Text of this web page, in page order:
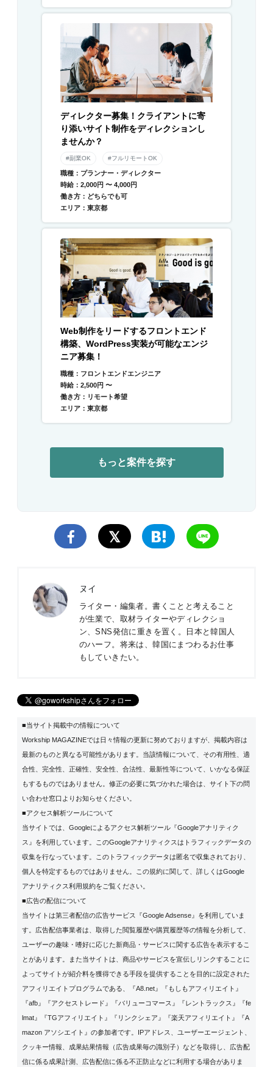
ディレクター募集！クライアントに寄
り添いサイト制作をディレクションし
ませんか？
#副業OK #フルリモートOK
職種：プランナー・ディレクター
時給：2,000円 〜 4,000円
働き方：どちらでも可
エリア：東京都
Web制作をリードするフロントエンド
構築、WordPress実装が可能なエンジ
ニア募集！
職種：フロントエンドエンジニア
時給：2,500円 〜
働き方：リモート希望
エリア：東京都
もっと案件を探す
ヌイ
ライター・編集者。書くことと考えること
が生業で、取材ライターやディレクショ
ン、SNS発信に重きを置く。日本と韓国人
のハーフ。将来は、韓国にまつわるお仕事
もしていきたい。
■当サイト掲載中の情報について
Workship MAGAZINEでは日々情報の更新に努めておりますが、掲載内容は
最新のものと異なる可能性があります。当該情報について、その有用性、適
合性、完全性、正確性、安全性、合法性、最新性等について、いかなる保証
もするものではありません。修正の必要に気づかれた場合は、サイト下の問
い合わせ窓口よりお知らせください。
■アクセス解析ツールについて
当サイトでは、Googleによるアクセス解析ツール『Googleアナリティク
ス』を利用しています。このGoogleアナリティクスはトラフィックデータの
収集を行なっています。このトラフィックデータは匿名で収集されており、
個人を特定するものではありません。この規約に関して、詳しくはGoogle
アナリティクス利用規約をご覧ください。
■広告の配信について
当サイトは第三者配信の広告サービス『Google Adsense』を利用していま
す。広告配信事業者は、取得した閲覧履歴や購買履歴等の情報を分析して、
ユーザーの趣味・嗜好に応じた新商品・サービスに関する広告を表示するこ
とがあります。また当サイトは、商品やサービスを宣伝しリンクすることに
よってサイトが紹介料を獲得できる手段を提供することを目的に設定された
アフィリエイトプログラムである、『A8.net』『もしもアフィリエイト』
『afb』『アクセストレード』『バリューコマース』『レントラックス』『fe
lmat』『TGアフィリエイト』『リンクシェア』『楽天アフィリエイト』『A
mazon アソシエイト』の参加者です。IPアドレス、ユーザーエージェント、
クッキー情報、成果結果情報（広告成果毎の識別子）などを取得し、広告配
信に係る成果計測、広告配信に係る不正防止などに利用する場合がありま